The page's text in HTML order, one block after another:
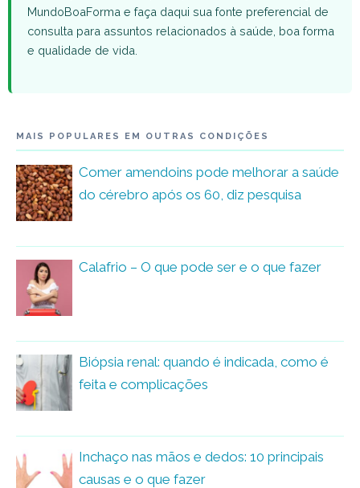
MundoBoaForma e faça daqui sua fonte preferencial de
consulta para assuntos relacionados à saúde, boa forma
e qualidade de vida.
MAIS POPULARES EM OUTRAS CONDIÇÕES
Comer amendoins pode melhorar a saúde
do cérebro após os 60, diz pesquisa
Calafrio – O que pode ser e o que fazer
Biópsia renal: quando é indicada, como é
feita e complicações
Inchaço nas mãos e dedos: 10 principais
causas e o que fazer